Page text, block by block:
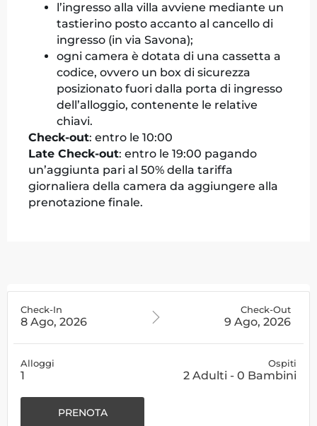
l’ingresso alla villa avviene mediante un
tastierino posto accanto al cancello di
ingresso (in via Savona);
ogni camera è dotata di una cassetta a
codice, ovvero un box di sicurezza
posizionato fuori dalla porta di ingresso
dell’alloggio, contenente le relative
chiavi.
Check-out: entro le 10:00
Late Check-out: entro le 19:00 pagando
un’aggiunta pari al 50% della tariffa
giornaliera della camera da aggiungere alla
prenotazione finale.
Check-In
8 Ago, 2026
Check-Out
9 Ago, 2026
Alloggi
1
Ospiti
2 Adulti - 0 Bambini